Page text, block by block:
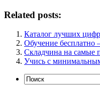
Related posts:
Каталог лучших
Обучение бесплатно
Складчина на самые
Учись с